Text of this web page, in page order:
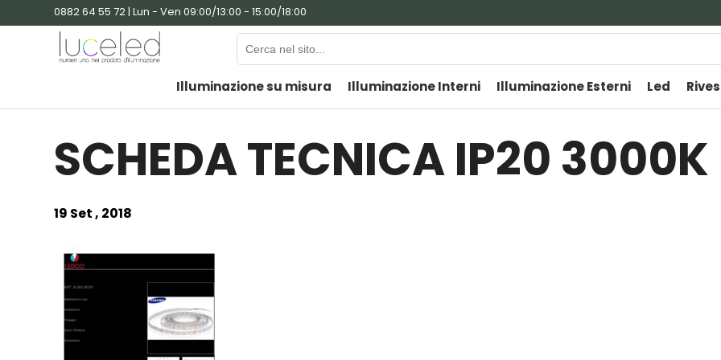
0882 64 55 72 | Lun - Ven 09:00/13:00 - 15:00/18:00
Illuminazione su misura Illuminazione Interni Illuminazione Esterni Led
SCHEDA TECNICA IP20 3000K
19 Set , 2018